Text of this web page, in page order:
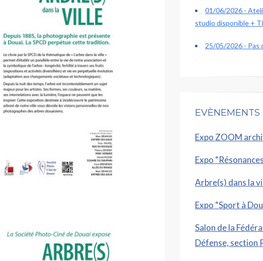
01/06/2026 -
studio disponible +
25/05/2026 - Pas
EVÈNEMENTS
Expo ZOOM
Expo
Arbre(s) dans la
Expo “Sport à
Salon de la
Défense, section